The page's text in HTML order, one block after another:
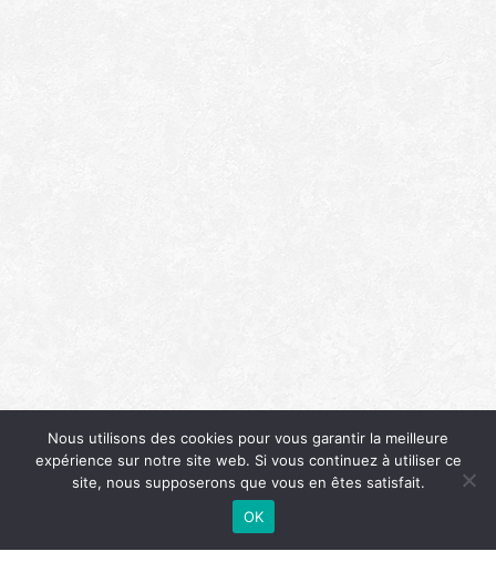
RENDEZ-VOUS
Nous utilisons des cookies pour vous garantir la meilleure
expérience sur notre site web. Si vous continuez à utiliser ce
site, nous supposerons que vous en êtes satisfait.
OK